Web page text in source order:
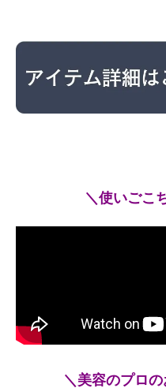
＼使いごこ
＼美容のプロ